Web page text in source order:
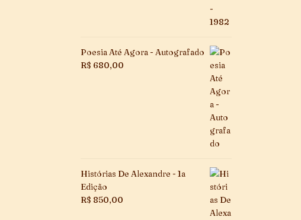
Poesia Até Agora - Autografado
R$ 680,00
Histórias De Alexandre - 1a
Edição
R$ 850,00